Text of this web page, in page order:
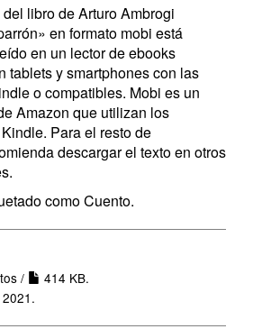
libro de Arturo Ambrogi
en formato mobi está
en un lector de ebooks
tablets y smartphones con las
o compatibles. Mobi es un
Amazon que utilizan los
Para el resto de
descargar el texto en otros
como Cuento.
/
414 KB.